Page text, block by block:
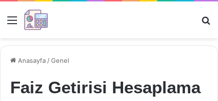
Menü
Anasayfa /Genel
Faiz Getirisi Hesaplama